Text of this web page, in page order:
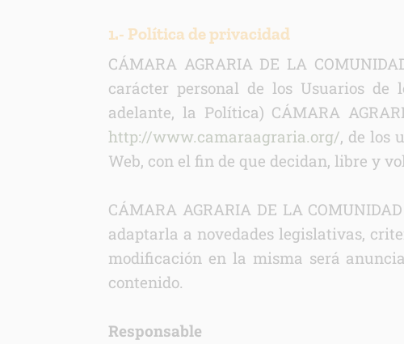
1.- Política de privacidad
CÁMARA AGRARIA DE LA
carácter personal de los Usuarios
adelante, la Política) CÁMARA
http://www.camaraagraria.org/, de los
Web, con el fin de que decidan, libre y
CÁMARA AGRARIA DE LA
adaptarla a novedades legislativas,
modificación en la misma será
contenido.
Responsable